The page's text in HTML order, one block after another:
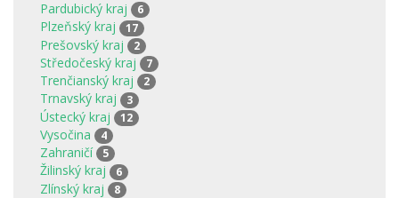
Pardubický kraj 6
Plzeňský kraj 17
Prešovský kraj 2
Středočeský kraj 7
Trenčianský kraj 2
Trnavský kraj 3
Ústecký kraj 12
Vysočina 4
Zahraničí 5
Žilinský kraj 6
Zlínský kraj 8